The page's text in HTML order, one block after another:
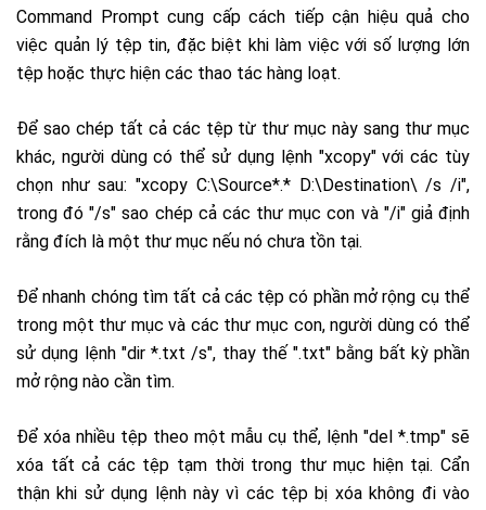
Command Prompt cung cấp cách tiếp cận hiệu quả cho
việc quản lý tệp tin, đặc biệt khi làm việc với số lượng lớn
tệp hoặc thực hiện các thao tác hàng loạt.
Để sao chép tất cả các tệp từ thư mục này sang thư mục
khác, người dùng có thể sử dụng lệnh "xcopy" với các tùy
chọn như sau: "xcopy C:\Source*.* D:\Destination\ /s /i",
trong đó "/s" sao chép cả các thư mục con và "/i" giả định
rằng đích là một thư mục nếu nó chưa tồn tại.
Để nhanh chóng tìm tất cả các tệp có phần mở rộng cụ thể
trong một thư mục và các thư mục con, người dùng có thể
sử dụng lệnh "dir *.txt /s", thay thế ".txt" bằng bất kỳ phần
mở rộng nào cần tìm.
Để xóa nhiều tệp theo một mẫu cụ thể, lệnh "del *.tmp" sẽ
xóa tất cả các tệp tạm thời trong thư mục hiện tại. Cẩn
thận khi sử dụng lệnh này vì các tệp bị xóa không đi vào